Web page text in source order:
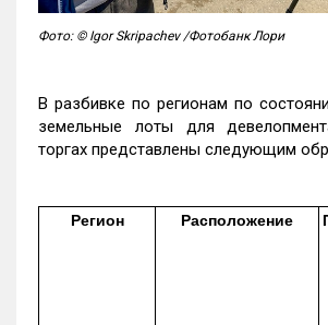
Фото: © Igor Skripachev /Фотобанк Лори
В разбивке по регионам по
земельные лоты для
торгах представлены следующим
Регион Расположение